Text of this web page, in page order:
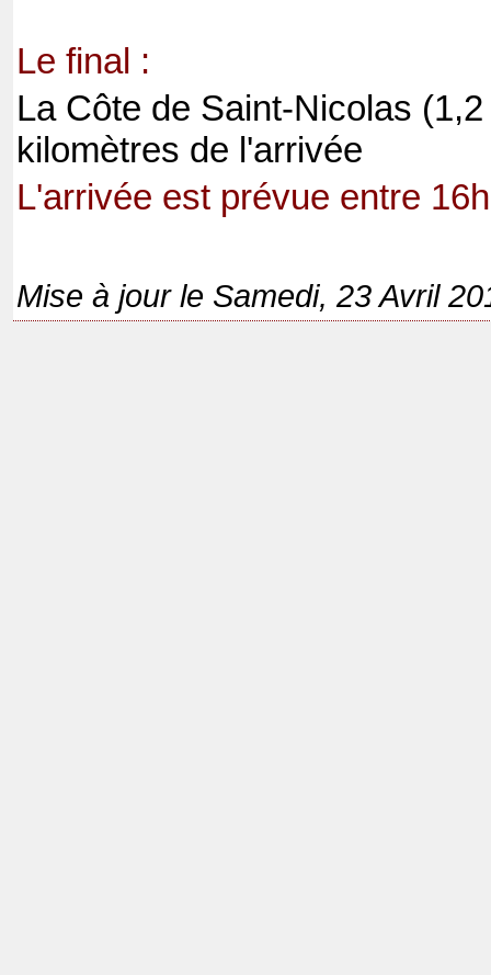
Le final :
La Côte de Saint-Nicolas
kilomètres de l'arrivée
L'arrivée est prévue entre
Mise à jour le Samedi, 23 Avril